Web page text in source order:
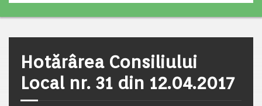
Hotărârea Consiliului
Local nr. 31 din 12.04.2017